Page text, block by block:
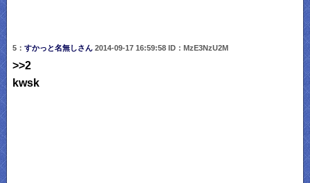
5： すかっと名無しさん 2014-09-17 16:59:58 ID：MzE3NzU2M
>>2
kwsk